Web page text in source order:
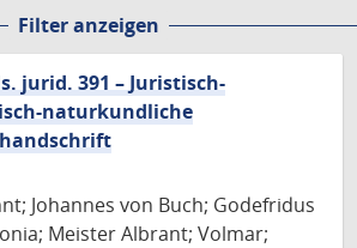
Filter anzeigen
jurid. 391 – Juristisch-
naturkundliche
Johannes von Buch; Godefridus
Meister Albrant; Volmar;